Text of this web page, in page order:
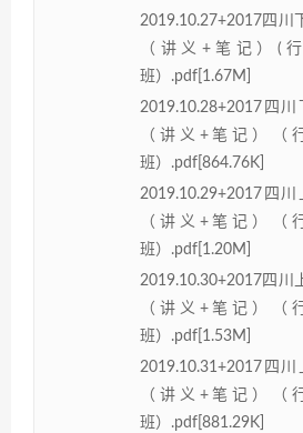
2019.10.27+2017四川
（讲义+笔记）(
班）.pdf[1.67M]
2019.10.28+2017四
（讲义+笔记）（
班）.pdf[864.76K]
2019.10.29+2017四
（讲义+笔记）（
班）.pdf[1.20M]
2019.10.30+2017四川
（讲义+笔记）（
班）.pdf[1.53M]
2019.10.31+2017四
（讲义+笔记）（
班）.pdf[881.29K]